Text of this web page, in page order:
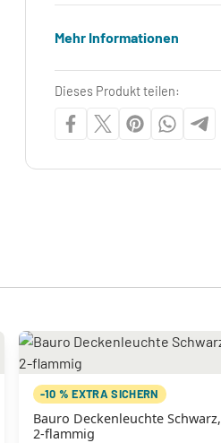
Mehr Informationen
Dieses Produkt teilen:
-10 % EXTRA SICHERN
Bauro Deckenleuchte Schwarz,
2-flammig